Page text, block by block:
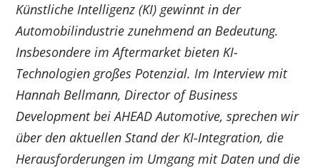
Künstliche Intelligenz (KI) gewinnt in der
Automobilindustrie zunehmend an Bedeutung.
Insbesondere im Aftermarket bieten KI-
Technologien großes Potenzial. Im Interview mit
Hannah Bellmann, Director of Business
Development bei AHEAD Automotive, sprechen wir
über den aktuellen Stand der KI-Integration, die
Herausforderungen im Umgang mit Daten und die